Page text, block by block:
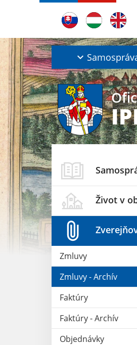
Život v
Zmluvy
Zmluvy - Archív
Faktúry
Faktúry - Archív
Objednávky